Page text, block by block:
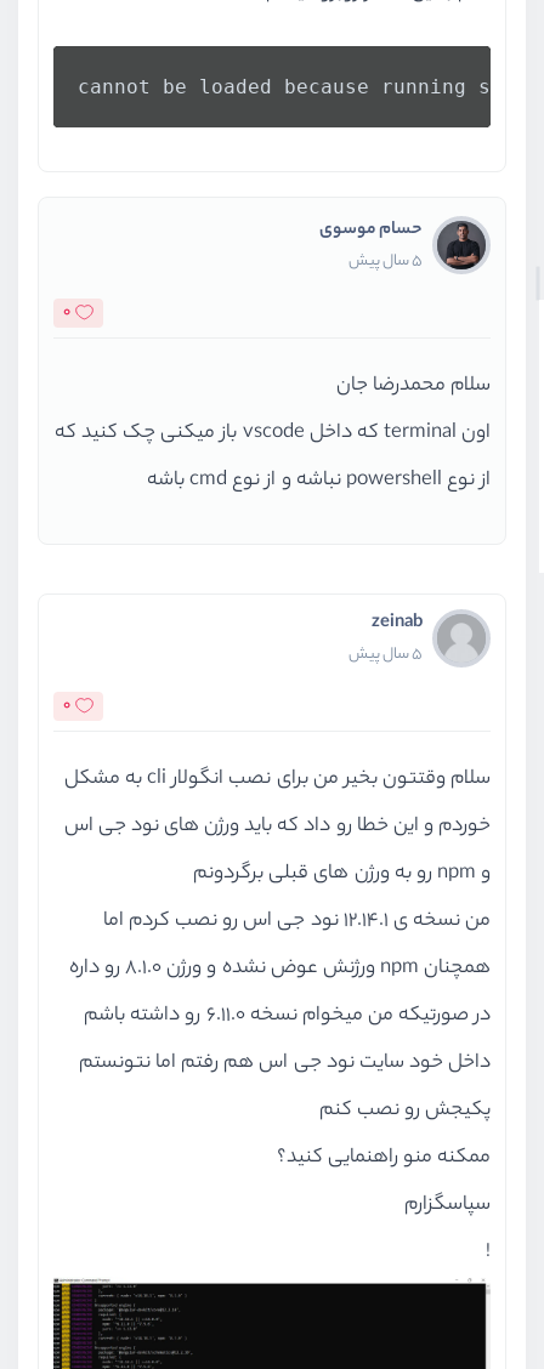
cannot be loaded because running
حسام موسوی
5 سال پیش
0
سلام محمدرضا جان
اون terminal که داخل vscode باز میکنی چک کنید که
از نوع powershell نباشه و از نوع cmd باشه
zeinab
5 سال پیش
0
سلام وقتتون بخیر من برای نصب انگولار cli به مشکل
خوردم و این خطا رو داد که باید ورژن های نود جی اس
و npm رو به ورژن های قبلی برگردونم
من نسخه ی 12.14.1 نود جی اس رو نصب کردم اما
همچنان npm ورژنش عوض نشده و ورژن 8.1.0 رو داره
در صورتیکه من میخوام نسخه 6.11.0 رو داشته باشم
داخل خود سایت نود جی اس هم رفتم اما نتونستم
پکیجش رو نصب کنم
ممکنه منو راهنمایی کنید؟
سپاسگزارم
!